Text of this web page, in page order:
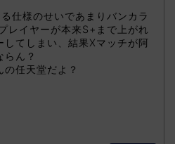
仕様のせいであまりバンカラ
レイヤーが本来S+まで上がれ
してしまい、結果Xマッチが阿
ん？
任天堂だよ？